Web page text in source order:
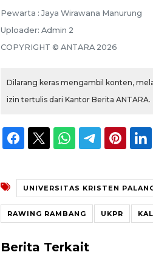
Pewarta : Jaya Wirawana Manurung
Uploader: Admin 2
COPYRIGHT © ANTARA 2026
Dilarang keras mengambil konten,
izin tertulis dari Kantor Berita ANTARA.
UNIVERSITAS KRISTEN
RAWING RAMBANG UKPR
Berita Terkait